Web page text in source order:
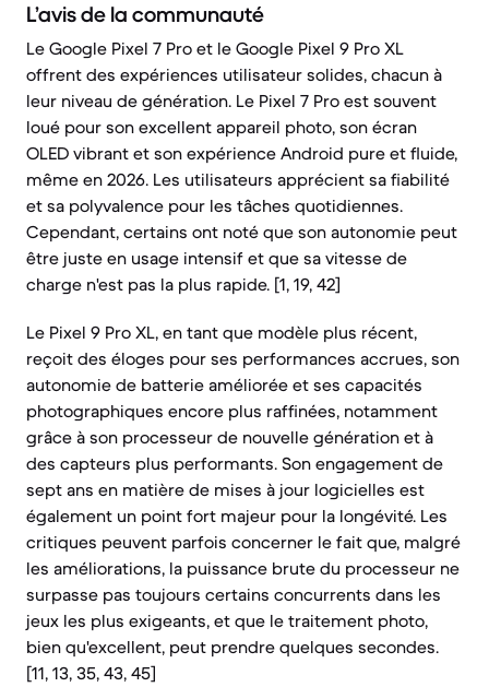
L’avis de la communauté
Le Google Pixel 7 Pro et le Google Pixel 9 Pro XL
offrent des expériences utilisateur solides, chacun à
leur niveau de génération. Le Pixel 7 Pro est souvent
loué pour son excellent appareil photo, son écran
OLED vibrant et son expérience Android pure et fluide,
même en 2026. Les utilisateurs apprécient sa fiabilité
et sa polyvalence pour les tâches quotidiennes.
Cependant, certains ont noté que son autonomie peut
être juste en usage intensif et que sa vitesse de
charge n'est pas la plus rapide. [1, 19, 42]
Le Pixel 9 Pro XL, en tant que modèle plus récent,
reçoit des éloges pour ses performances accrues, son
autonomie de batterie améliorée et ses capacités
photographiques encore plus raffinées, notamment
grâce à son processeur de nouvelle génération et à
des capteurs plus performants. Son engagement de
sept ans en matière de mises à jour logicielles est
également un point fort majeur pour la longévité. Les
critiques peuvent parfois concerner le fait que, malgré
les améliorations, la puissance brute du processeur ne
surpasse pas toujours certains concurrents dans les
jeux les plus exigeants, et que le traitement photo,
bien qu'excellent, peut prendre quelques secondes.
[11, 13, 35, 43, 45]